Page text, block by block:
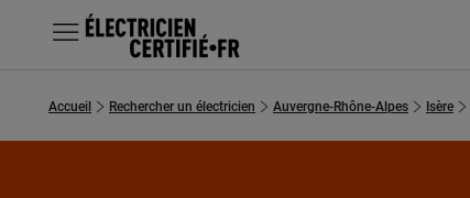
MENU
Chercher un électricien
Accueil Rechercher un électricien Auvergne-Rhône-Alpes Isère